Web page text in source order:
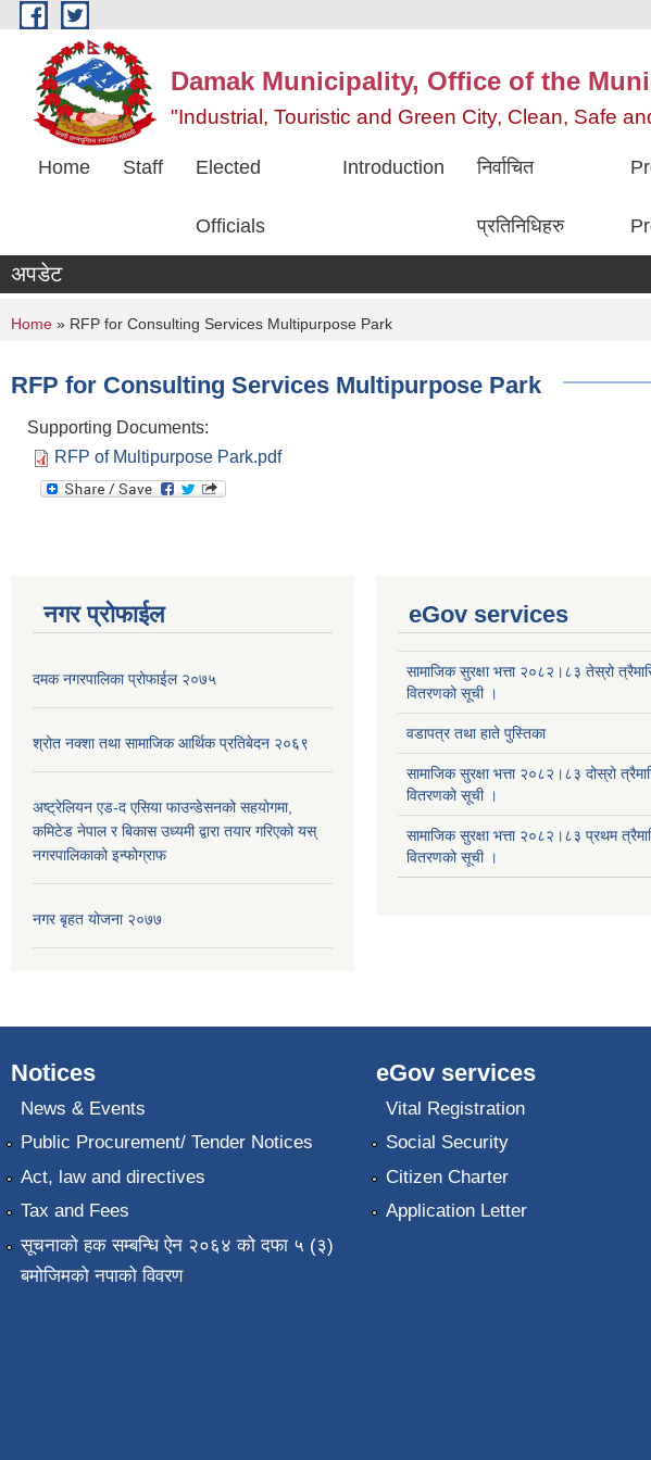
Skip to main content
Damak Municipality, Office of the
"Industrial, Touristic and Green City, Clean, Safe
Home Staff Elected
Officials
Introduction निर्वाचित
प्रतिनिधिहरु
अपडेट
You are here
Home » RFP for Consulting Services Multipurpose Park
RFP for Consulting Services Multipurpose Park
Supporting Documents:
RFP of Multipurpose Park.pdf
नगर प्रोफाईल
दमक नगरपालिका प्रोफाईल २०७५
श्रोत नक्शा तथा सामाजिक आर्थिक प्रतिबेदन २०६९
अष्ट्रेलियन एड-द एसिया फाउन्डेसनको सहयोगमा,
कमिटेड नेपाल र बिकास उध्यमी द्वारा तयार गरिएको यस्
नगरपालिकाको इन्फोग्राफ
नगर बृहत योजना २०७७
eGov services
सामाजिक सुरक्षा भत्ता २०८२।८३ तेस्रो
वितरणको सूची ।
वडापत्र तथा हाते पुस्तिका
सामाजिक सुरक्षा भत्ता २०८२।८३ दोस्रो
वितरणको सूची ।
सामाजिक सुरक्षा भत्ता २०८२।८३ प्रथम
वितरणको सूची ।
Notices
News & Events
Public Procurement/ Tender Notices
Act, law and directives
Tax and Fees
सूचनाको हक सम्बन्धि ऐन २०६४ को दफा ५ (३)
बमोजिमको नपाको विवरण
eGov services
Vital Registration
Social Security
Citizen Charter
Application Letter